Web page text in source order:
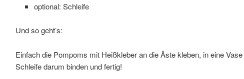
optional: Schleife
Und so geht’s:
Einfach die Pompoms mit Heißkleber an die Äste kleben, in eine
Schleife darum binden und fertig!